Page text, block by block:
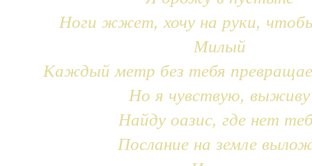
Ноги жжет, хочу на руки,
Милый
Каждый метр без тебя
Но я чувствую, выживу
Найду оазис, где нет
Послание на земле